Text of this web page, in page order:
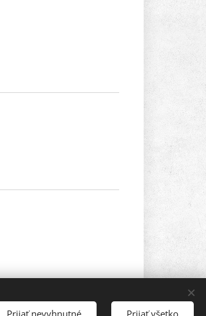
Prijať nevyhnutné Prijať všetko